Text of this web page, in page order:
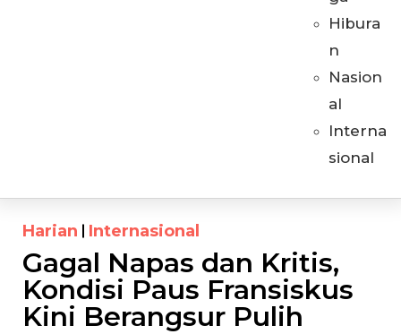
Hibura
n
Nasion
al
Interna
sional
Harian Internasional
Gagal Napas dan Kritis,
Kondisi Paus Fransiskus
Kini Berangsur Pulih